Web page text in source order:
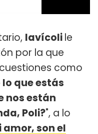
Iavícolile
por la que
como
que estás
nos están
Poli?", a lo
amor, son el